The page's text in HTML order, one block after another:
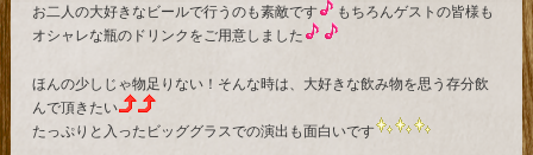
お二人の大好きなビールで行うのも素敵です
もちろんゲストの皆様も
オシャレな瓶のドリンクをご用意しました
ほんの少しじゃ物足りない！そんな時は、大好きな飲み物を思う存分飲
んで頂きたい
たっぷりと入ったビッググラスでの演出も面白いです